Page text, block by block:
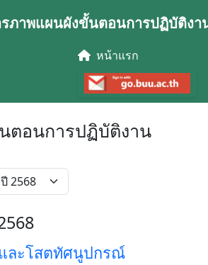
ภาพแผนผังขั้นตอนการปฏิบัติงา
หน้าแรก
ตอนการปฏิบัติงาน
ละโสตทัศนูปกรณ์